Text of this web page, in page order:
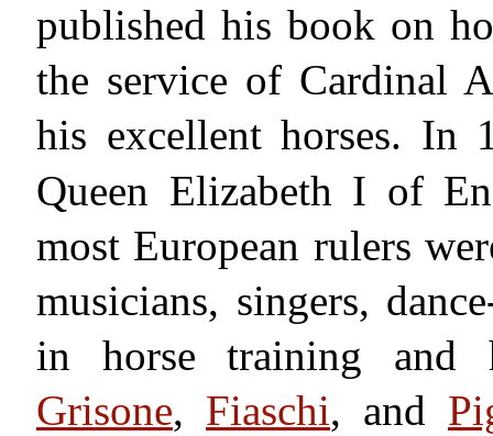
published his book on
the service of Cardinal
his excellent horses. In
Queen Elizabeth I of
most European rulers
musicians, singers,
in horse training and
Grisone, Fiaschi, and